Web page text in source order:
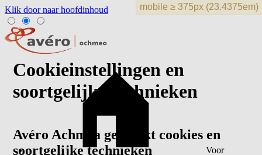
Klik door naar hoofdinhoud
Voor
Cookieinstellingen en
soortgelijke technieken
Avéro Achmea gebruikt cookies en
soortgelijke technieken